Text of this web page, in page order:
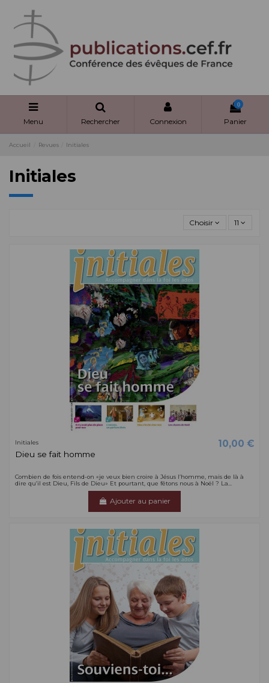
Menu Rechercher Connexion
0
Panier
Accueil Revues Initiales
Initiales
Choisir 11
Initiales 10,00 €
Dieu se fait homme
Combien de fois entend-on «je veux bien croire à Jésus l’homme, mais de là à
dire qu’il est Dieu, Fils de Dieu» Et pourtant, que fêtons nous à Noël ? La...
Ajouter au panier